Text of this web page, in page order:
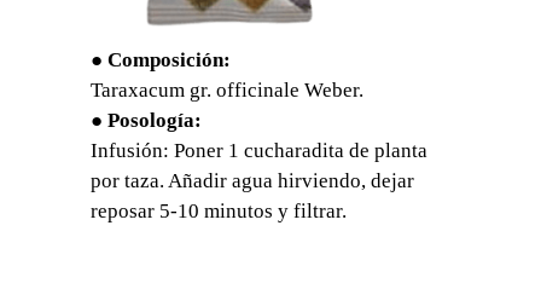
● Composición:
Taraxacum gr. officinale Weber.
● Posología:
Infusión: Poner 1 cucharadita de planta
por taza. Añadir agua hirviendo, dejar
reposar 5-10 minutos y filtrar.